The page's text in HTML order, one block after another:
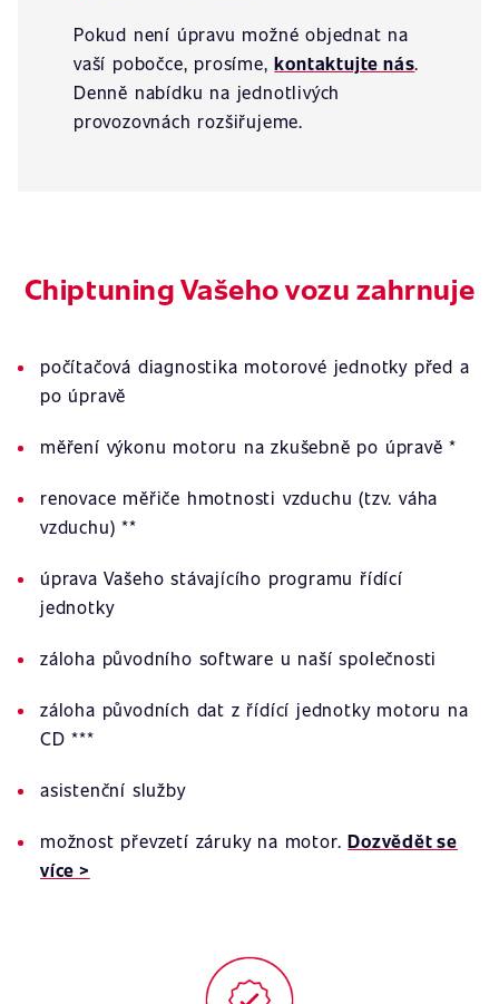
Pokud není úpravu možné objednat na
vaší pobočce, prosíme,kontaktujte nás.
Denně nabídku na jednotlivých
provozovnách rozšiřujeme.
Chiptuning Vašeho vozu zahrnuje
počítačová diagnostika motorové jednotky před a
po úpravě
měření výkonu motoru na zkušebně po úpravě *
renovace měřiče hmotnosti vzduchu (tzv. váha
vzduchu) **
úprava Vašeho stávajícího programu řídící
jednotky
záloha původního software u naší společnosti
záloha původních dat z řídící jednotky motoru na
CD ***
asistenční služby
možnost převzetí záruky na motor.Dozvědět se
více >